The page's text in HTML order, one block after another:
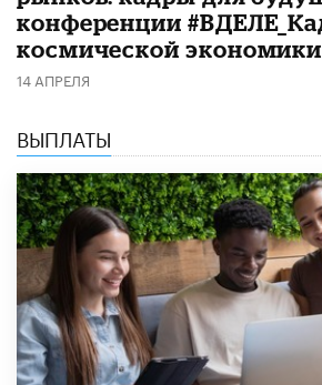
конференции
космической экономики
14 АПРЕЛЯ
ВЫПЛАТЫ